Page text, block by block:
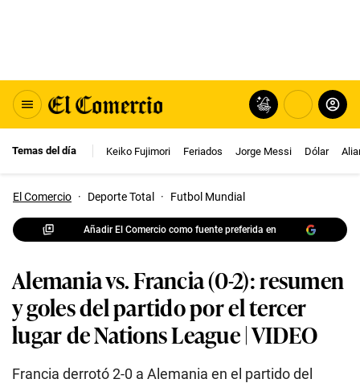
Temas del día Keiko Fujimori Feriados Jorge Messi Dólar
El Comercio · Deporte Total · Futbol Mundial
Añadir El Comercio como fuente preferida en
Alemania vs. Francia (0-2): resumen
y goles del partido por el tercer
lugar de Nations League | VIDEO
Francia derrotó 2-0 a Alemania en el partido del